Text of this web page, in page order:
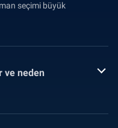
seçimi büyük
ve neden